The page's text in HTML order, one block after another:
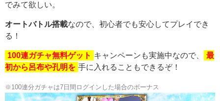
でみて欲しい。
オートバトル搭載なので、初心者でも安心してプレイでき
る！
100連ガチャ無料ゲット キャンペーンも実施中なので、
最
初から呂布や孔明を 手に入れることもできるぞ！
※100連分ガチャは7日間ログインした場合のボーナス